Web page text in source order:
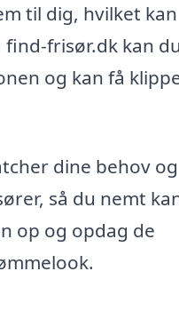
til dig, hvilket kan
frisør.dk kan du
og kan få
dine behov og
så du nemt
op og opdag de